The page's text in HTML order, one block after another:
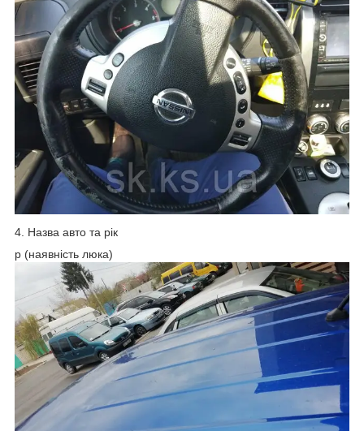
4. Назва авто та рік
p (наявність люка)